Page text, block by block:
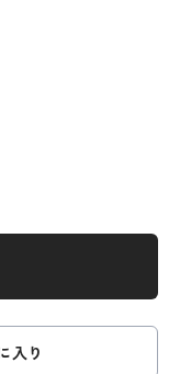
入り